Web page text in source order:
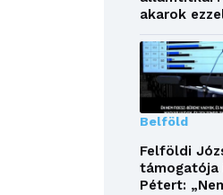
akarok
Belföld
Felföldi
támogatója
Pétert: